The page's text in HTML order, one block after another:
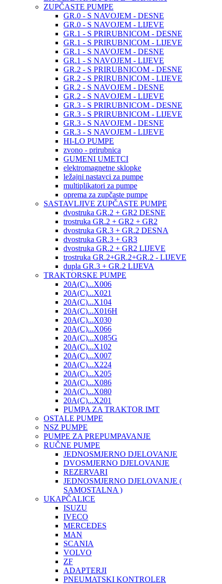
ZUPČASTE PUMPE
GR.0 - S NAVOJEM - DESNE
GR.0 - S NAVOJEM - LIJEVE
GR.1 - S PRIRUBNICOM - DESNE
GR.1 - S PRIRUBNICOM - LIJEVE
GR.1 - S NAVOJEM - DESNE
GR.1 - S NAVOJEM - LIJEVE
GR.2 - S PRIRUBNICOM - DESNE
GR.2 - S PRIRUBNICOM - LIJEVE
GR.2 - S NAVOJEM - DESNE
GR.2 - S NAVOJEM - LIJEVE
GR.3 - S PRIRUBNICOM - DESNE
GR.3 - S PRIRUBNICOM - LIJEVE
GR.3 - S NAVOJEM - DESNE
GR.3 - S NAVOJEM - LIJEVE
HI-LO PUMPE
zvono - prirubnica
GUMENI UMETCI
elektromagnetne sklopke
ležajni nastavci za pumpe
multiplikatori za pumpe
oprema za zupčaste pumpe
SASTAVLJIVE ZUPČASTE PUMPE
dvostruka GR.2 + GR2 DESNE
trostruka GR.2 + GR2 + GR2
dvostruka GR.3 + GR.2 DESNA
dvostruka GR.3 + GR3
dvostruka GR.2 + GR2 LIJEVE
trostruka GR.2+GR.2+GR.2 - LIJEVE
dupla GR.3 + GR.2 LIJEVA
TRAKTORSKE PUMPE
20A(C)...X006
20A(C)...X021
20A(C)...X104
20A(C)...X016H
20A(C)...X030
20A(C)...X066
20A(C)...X085G
20A(C)...X102
20A(C)...X007
20A(C)...X224
20A(C)...X205
20A(C)...X086
20A(C)...X080
20A(C)...X201
PUMPA ZA TRAKTOR IMT
OSTALE PUMPE
NSZ PUMPE
PUMPE ZA PREPUMPAVANJE
RUČNE PUMPE
JEDNOSMJERNO DJELOVANJE
DVOSMJERNO DJELOVANJE
REZERVARI
JEDNOSMJERNO DJELOVANJE (
SAMOSTALNA )
UKAPČALICE
ISUZU
IVECO
MERCEDES
MAN
SCANIA
VOLVO
ZF
ADAPTERJI
PNEUMATSKI KONTROLER